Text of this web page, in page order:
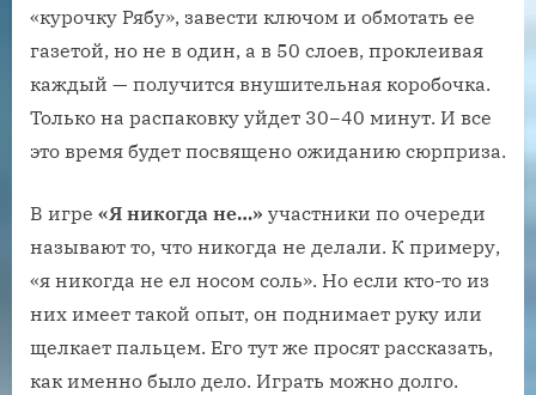
«курочку Рябу», завести ключом и обмотать ее
газетой, но не в один, а в 50 слоев, проклеивая
каждый — получится внушительная коробочка.
Только на распаковку уйдет 30−40 минут. И все
это время будет посвящено ожиданию сюрприза.
В игре «Я никогда не…» участники по очереди
называют то, что никогда не делали. К примеру,
«я никогда не ел носом соль». Но если кто-то из
них имеет такой опыт, он поднимает руку или
щелкает пальцем. Его тут же просят рассказать,
как именно было дело. Играть можно долго.